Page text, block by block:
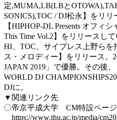
定,MUMA,LB(LBと
SONICS),TOC / DJ松永】をリ
【HIPHOP-DL Presents オフィ
This Time Vol.2】をリリースし
HI、TOC、サイプレス上野らを
ス・メロディー】をリリース。
JAPAN 2019」で優勝。その後
WORLD DJ
DJに。
▼関連リンク先
〇帝京平成大学 CM特設ページ
https://www.thu.ac.jp/media/